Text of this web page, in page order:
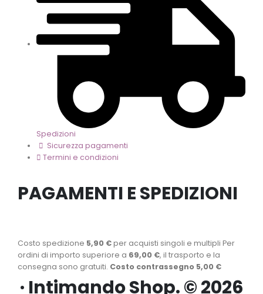
Spedizioni
Sicurezza pagamenti
Termini e condizioni
PAGAMENTI E SPEDIZIONI
Costo spedizione 5,90 €per acquisti singoli e multipli Per
ordini di importo superiore a 69,00 €, il trasporto e la
consegna sono gratuiti. Costo contrassegno 5,00 €
· Intimando Shop. © 2026